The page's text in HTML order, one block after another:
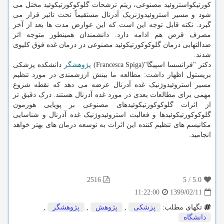
کورتیکواستروئید مصنوعی، ریتم ترشحات گلوکوکورتیکوئید مختل می
شود و مسیر استروئیدوژنریک آدرنال مستقیماً تحت تاثیر قرار می
گیرد. نکته قابل توجه این است که این عوارض مدت ها بعد از آخر
مصرف قرص هم ادامه دارد. دانشمندان همینطور متوجه اثر
ضدالتهابی درمان گلوکوکورتیکوئید مصنوعی در درمان غده فوق کلیوی
شدند.
دکتر "فرانسسا اسپیگا"(Francesca Spiga)
پژوهشگر دانشکده پزشکی
بریستول اظهار داشت: مطالعه ما بینش ارزشمندی در مورد تنظیم
مسیر استروئیدوژنیک غده آدرنال عرضه می دهد که نقطه شروع
مهمی برای مطالعات بعدی در مورد غده آدرنال هستند. درک دقیق تر
از اثرات گلوکوکورتیکوئیدهای مصنوعی بر پویایی هورمون
گلوکوکورتیکوئیدها و فعالیت استروئیدوژنیک غده آدرنال و شناسایی
مکانیسم های تنظیم کننده این اثرات به توسعه درمان های بهتر خواهد
انجامید.
5.0
/
5
2516
1399/02/11
11:22:00
تگهای مطلب:
پزشكی , پژوهش , پژوهشگر
,
دانشگاه